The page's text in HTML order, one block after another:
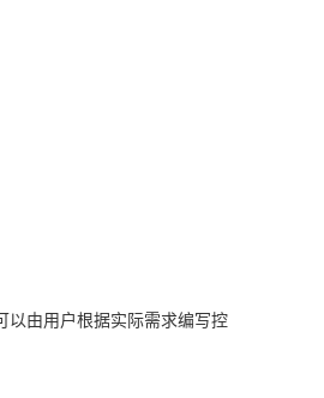
以由用户根据实际需求编写控